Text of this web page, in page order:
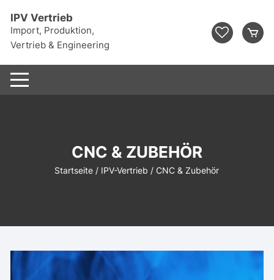
Inhalt
springen
IPV Vertrieb
Import, Produktion,
Vertrieb & Engineering
CNC & ZUBEHÖR
Startseite / IPV-Vertrieb / CNC & Zubehör